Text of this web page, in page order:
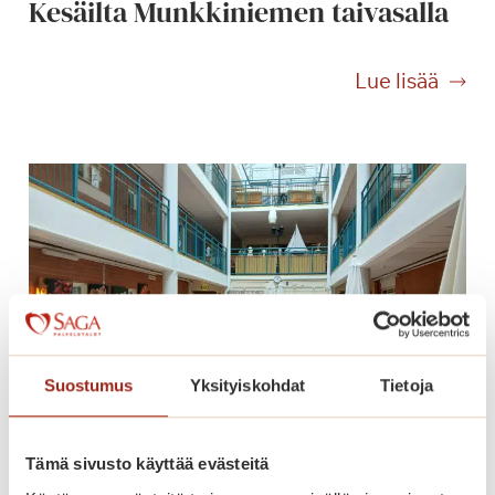
Suostumus Yksityiskohdat Tietoja
Tämä sivusto käyttää evästeitä
i
j
a
ä
t
e
l
ö
Kesäilta Munkkiniemen taivasalla
Lue lisää
K
ä
l
t
a
M
n
k